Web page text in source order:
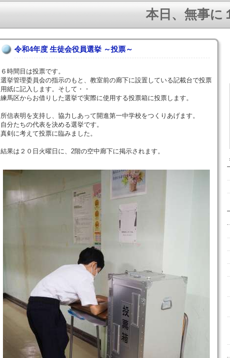
本日、無事に１
令和4年度 生徒会役員選挙 ～投票～
６時間目は投票です。
選挙管理委員会の指示のもと、教室前の廊下に設置している記載台で投票
用紙に記入します。そして・・
練馬区からお借りした選挙で実際に使用する投票箱に投票します。
所信表明を支持し、協力しあって開進第一中学校をつくりあげます。
自分たちの代表を決める選挙です。
真剣に考えて投票に臨みました。
結果は２０日火曜日に、2階の空中廊下に掲示されます。